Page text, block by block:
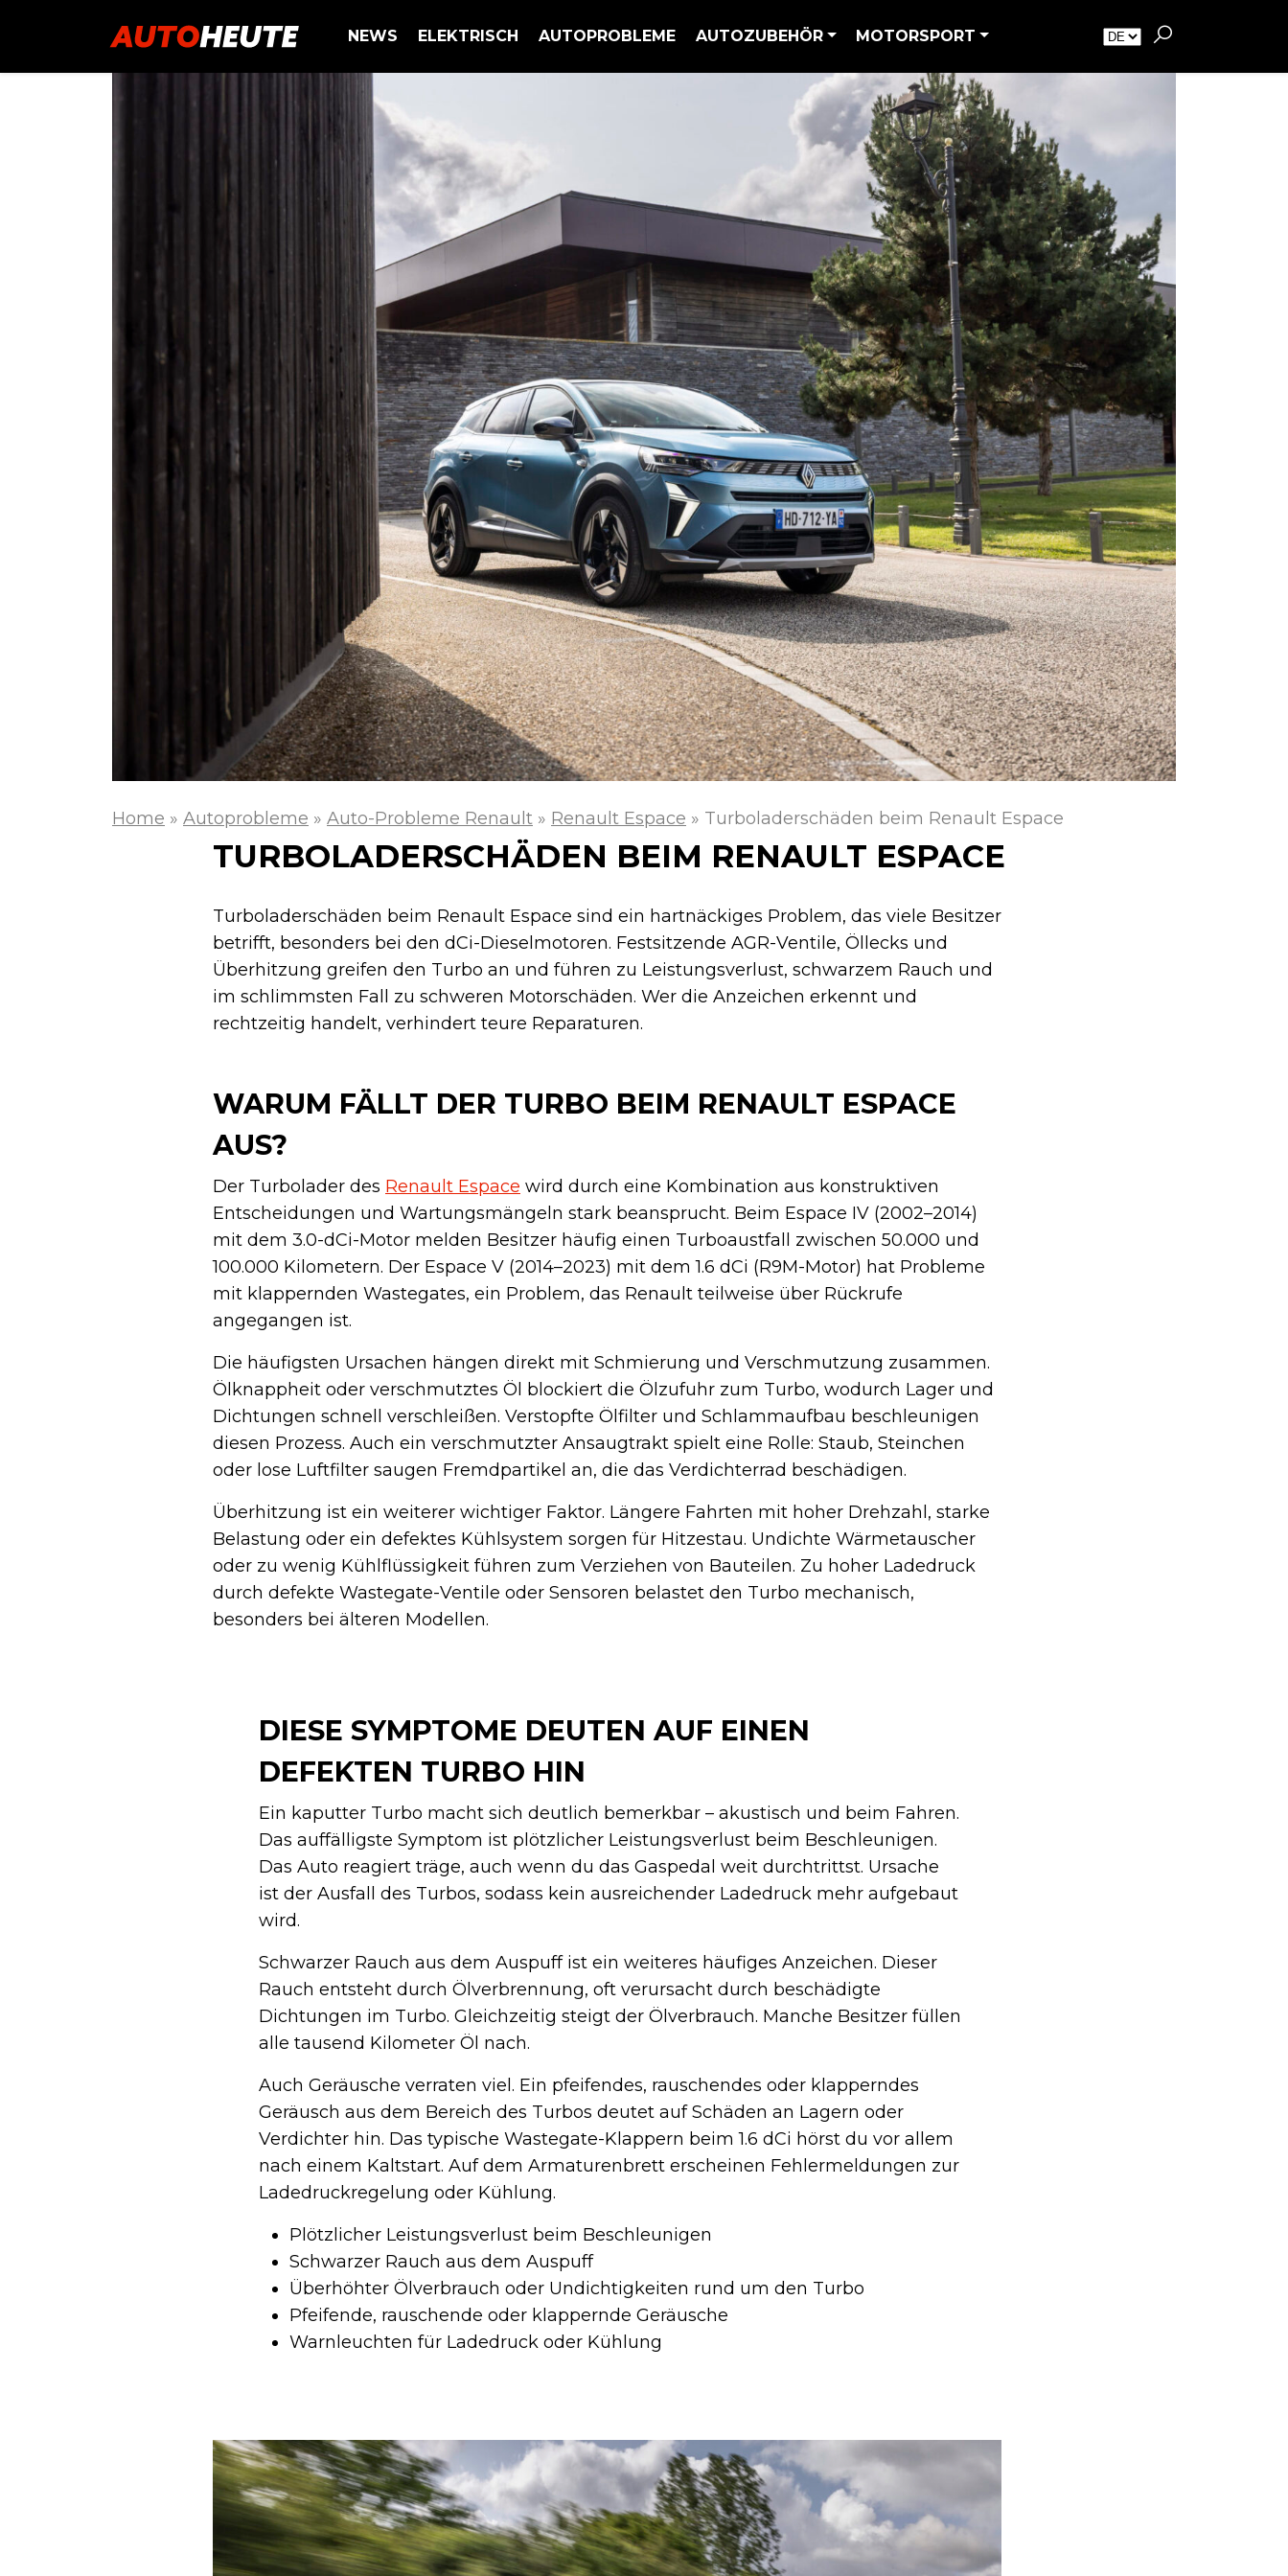
NEWS ELEKTRISCH AUTOPROBLEME AUTOZUBEHÖR MOTORSPORT
Home » Autoprobleme » Auto-Probleme Renault » Renault Espace » Turboladerschäden beim Renault Espace
TURBOLADERSCHÄDEN BEIM RENAULT ESPACE
Turboladerschäden beim Renault Espace sind ein hartnäckiges Problem, das viele Besitzer
betrifft, besonders bei den dCi-Dieselmotoren. Festsitzende AGR-Ventile, Öllecks und
Überhitzung greifen den Turbo an und führen zu Leistungsverlust, schwarzem Rauch und
im schlimmsten Fall zu schweren Motorschäden. Wer die Anzeichen erkennt und
rechtzeitig handelt, verhindert teure Reparaturen.
WARUM FÄLLT DER TURBO BEIM RENAULT ESPACE
AUS?
Der Turbolader des Renault Espace wird durch eine Kombination aus konstruktiven
Entscheidungen und Wartungsmängeln stark beansprucht. Beim Espace IV (2002–2014)
mit dem 3.0-dCi-Motor melden Besitzer häufig einen Turboaustfall zwischen 50.000 und
100.000 Kilometern. Der Espace V (2014–2023) mit dem 1.6 dCi (R9M-Motor) hat Probleme
mit klappernden Wastegates, ein Problem, das Renault teilweise über Rückrufe
angegangen ist.
Die häufigsten Ursachen hängen direkt mit Schmierung und Verschmutzung zusammen.
Ölknappheit oder verschmutztes Öl blockiert die Ölzufuhr zum Turbo, wodurch Lager und
Dichtungen schnell verschleißen. Verstopfte Ölfilter und Schlammaufbau beschleunigen
diesen Prozess. Auch ein verschmutzter Ansaugtrakt spielt eine Rolle: Staub, Steinchen
oder lose Luftfilter saugen Fremdpartikel an, die das Verdichterrad beschädigen.
Überhitzung ist ein weiterer wichtiger Faktor. Längere Fahrten mit hoher Drehzahl, starke
Belastung oder ein defektes Kühlsystem sorgen für Hitzestau. Undichte Wärmetauscher
oder zu wenig Kühlflüssigkeit führen zum Verziehen von Bauteilen. Zu hoher Ladedruck
durch defekte Wastegate-Ventile oder Sensoren belastet den Turbo mechanisch,
besonders bei älteren Modellen.
DIESE SYMPTOME DEUTEN AUF EINEN
DEFEKTEN TURBO HIN
Ein kaputter Turbo macht sich deutlich bemerkbar – akustisch und beim Fahren.
Das auffälligste Symptom ist plötzlicher Leistungsverlust beim Beschleunigen.
Das Auto reagiert träge, auch wenn du das Gaspedal weit durchtrittst. Ursache
ist der Ausfall des Turbos, sodass kein ausreichender Ladedruck mehr aufgebaut
wird.
Schwarzer Rauch aus dem Auspuff ist ein weiteres häufiges Anzeichen. Dieser
Rauch entsteht durch Ölverbrennung, oft verursacht durch beschädigte
Dichtungen im Turbo. Gleichzeitig steigt der Ölverbrauch. Manche Besitzer füllen
alle tausend Kilometer Öl nach.
Auch Geräusche verraten viel. Ein pfeifendes, rauschendes oder klapperndes
Geräusch aus dem Bereich des Turbos deutet auf Schäden an Lagern oder
Verdichter hin. Das typische Wastegate-Klappern beim 1.6 dCi hörst du vor allem
nach einem Kaltstart. Auf dem Armaturenbrett erscheinen Fehlermeldungen zur
Ladedruckregelung oder Kühlung.
Plötzlicher Leistungsverlust beim Beschleunigen
Schwarzer Rauch aus dem Auspuff
Überhöhter Ölverbrauch oder Undichtigkeiten rund um den Turbo
Pfeifende, rauschende oder klappernde Geräusche
Warnleuchten für Ladedruck oder Kühlung